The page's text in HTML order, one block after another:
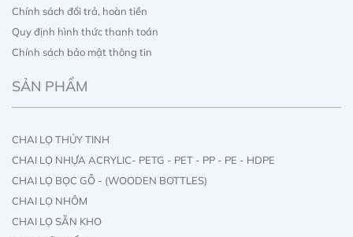
Chính sách đổi trả, hoàn tiền
Quy định hình thức thanh toán
Chính sách bảo mật thông tin
SẢN PHẨM
CHAI LỌ THỦY TINH
CHAI LỌ NHỰA ACRYLIC- PETG - PET - PP - PE - HDPE
CHAI LỌ BỌC GỖ - (WOODEN BOTTLES)
CHAI LỌ NHÔM
CHAI LỌ SẴN KHO